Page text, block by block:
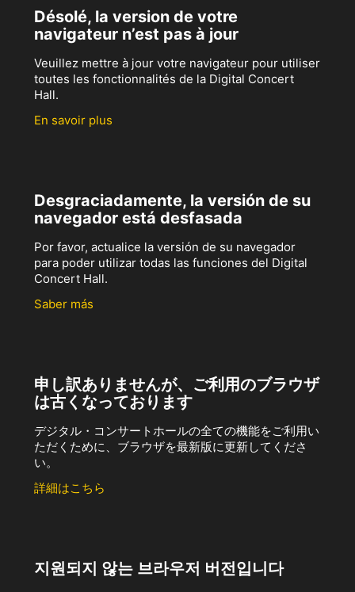
Désolé, la version de votre
navigateur n’est pas à jour
Veuillez mettre à jour votre navigateur pour utiliser
toutes les fonctionnalités de la Digital Concert
Hall.
En savoir plus
Desgraciadamente, la versión de su
navegador está desfasada
Por favor, actualice la versión de su navegador
para poder utilizar todas las funciones del Digital
Concert Hall.
Saber más
申し訳ありませんが、ご利用のブラウザ
は古くなっております
デジタル・コンサートホールの全ての機能をご利用い
ただくために、ブラウザを最新版に更新してくださ
い。
詳細はこちら
지원되지 않는 브라우저 버전입니다